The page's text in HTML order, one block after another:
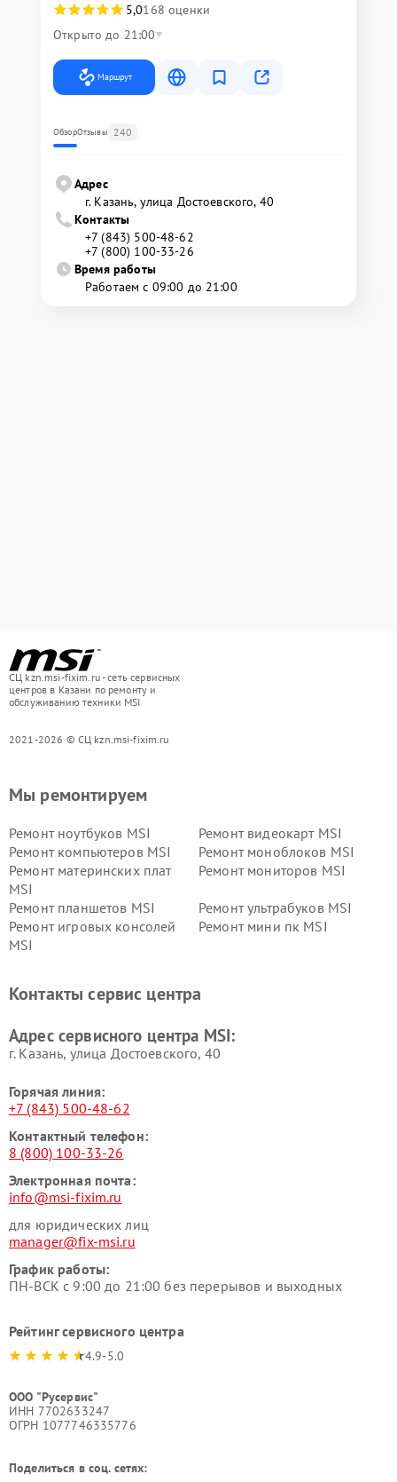
5,0168 оценки
Открыто до 21:00
Маршрут
ОбзорОтзывы 240
Адрес
г. Казань, улица Достоевского, 40
Контакты
+7 (843) 500-48-62
+7 (800) 100-33-26
Время работы
Работаем с 09:00 до 21:00
СЦ kzn.msi-fixim.ru - сеть сервисных
центров в Казани по ремонту и
обслуживанию техники MSI
2021-2026 © СЦ kzn.msi-fixim.ru
Мы ремонтируем
Ремонт ноутбуков MSI
Ремонт видеокарт MSI
Ремонт компьютеров MSI
Ремонт моноблоков MSI
Ремонт материнских плат
MSI
Ремонт мониторов MSI
Ремонт планшетов MSI
Ремонт ультрабуков MSI
Ремонт игровых консолей
MSI
Ремонт мини пк MSI
Контакты сервис центра
Адрес сервисного центра MSI:
г. Казань, улица Достоевского, 40
Горячая линия:
+7 (843) 500-48-62
Контактный телефон:
8 (800) 100-33-26
Электронная почта:
info@msi-fixim.ru
для юридических лиц
manager@fix-msi.ru
График работы:
ПН-ВСК с 9:00 до 21:00 без перерывов и выходных
Рейтинг сервисного центра
4.9-5.0
ООО "Русервис"
ИНН 7702633247
ОГРН 1077746335776
Поделиться в соц. сетях: